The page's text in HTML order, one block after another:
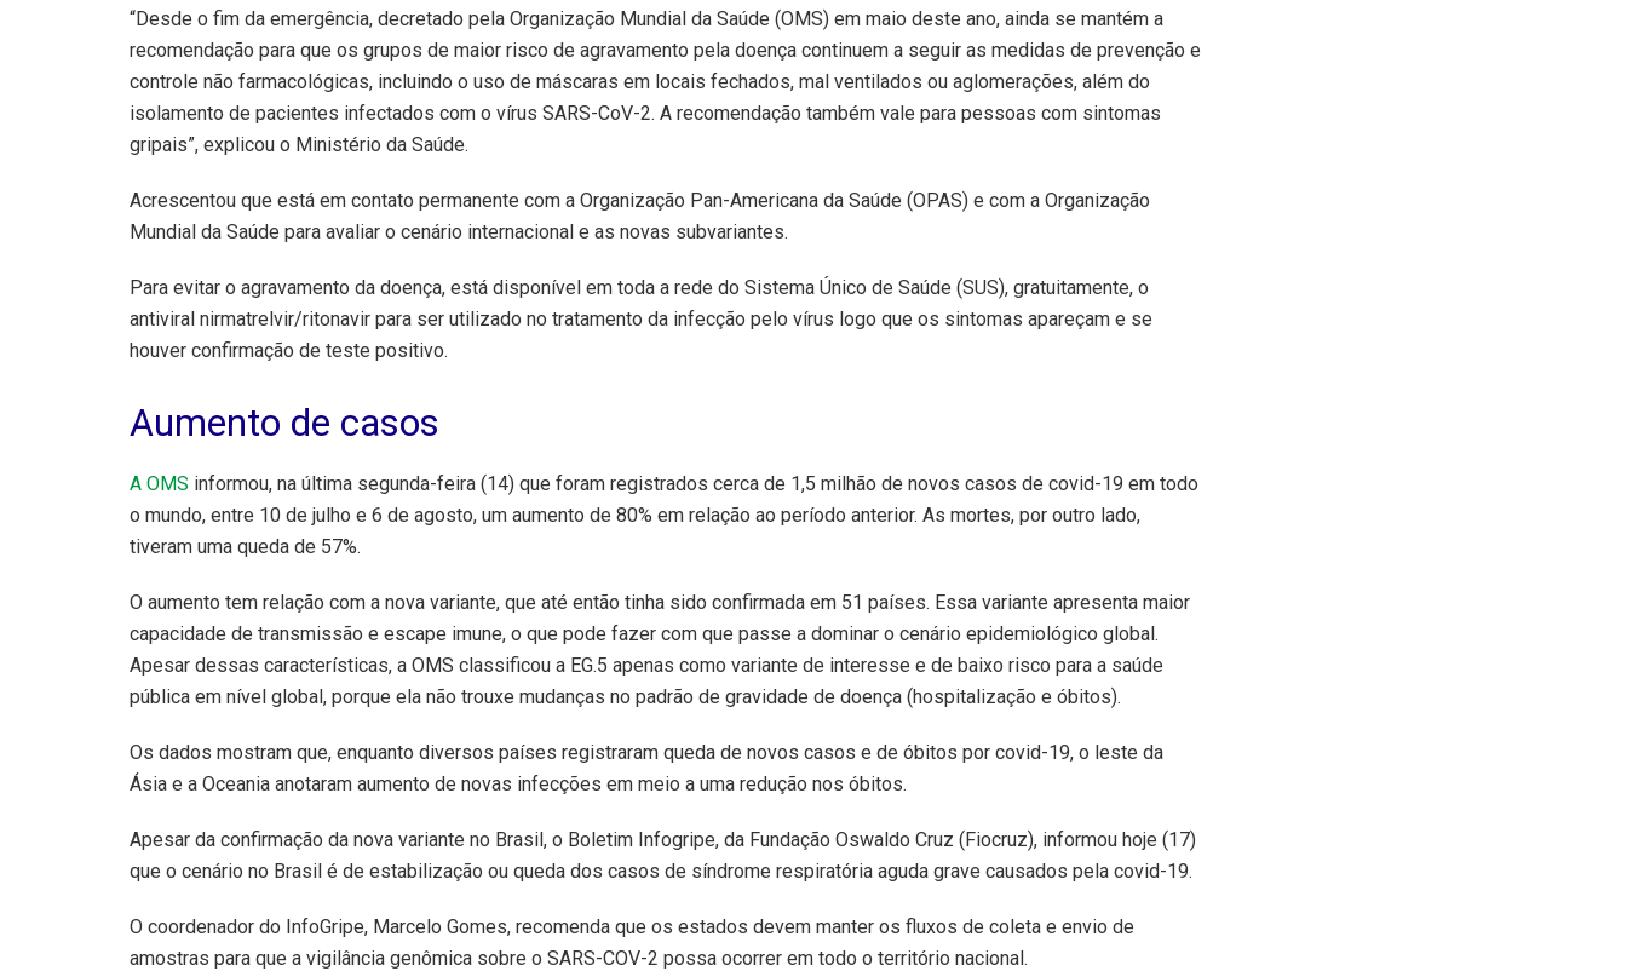
“Desde o fim da emergência, decretado pela Organização Mundial da Saúde (OMS) em maio deste ano, ainda se mantém a
recomendação para que os grupos de maior risco de agravamento pela doença continuem a seguir as medidas de prevenção e
controle não farmacológicas, incluindo o uso de máscaras em locais fechados, mal ventilados ou aglomerações, além do
isolamento de pacientes infectados com o vírus SARS-CoV-2. A recomendação também vale para pessoas com sintomas
gripais”, explicou o Ministério da Saúde.
Acrescentou que está em contato permanente com a Organização Pan-Americana da Saúde (OPAS) e com a Organização
Mundial da Saúde para avaliar o cenário internacional e as novas subvariantes.
Para evitar o agravamento da doença, está disponível em toda a rede do Sistema Único de Saúde (SUS), gratuitamente, o
antiviral nirmatrelvir/ritonavir para ser utilizado no tratamento da infecção pelo vírus logo que os sintomas apareçam e se
houver confirmação de teste positivo.
Aumento de casos
A OMS informou, na última segunda-feira (14) que foram registrados cerca de 1,5 milhão de novos casos de covid-19 em todo
o mundo, entre 10 de julho e 6 de agosto, um aumento de 80% em relação ao período anterior. As mortes, por outro lado,
tiveram uma queda de 57%.
O aumento tem relação com a nova variante, que até então tinha sido confirmada em 51 países. Essa variante apresenta maior
capacidade de transmissão e escape imune, o que pode fazer com que passe a dominar o cenário epidemiológico global.
Apesar dessas características, a OMS classificou a EG.5 apenas como variante de interesse e de baixo risco para a saúde
pública em nível global, porque ela não trouxe mudanças no padrão de gravidade de doença (hospitalização e óbitos).
Os dados mostram que, enquanto diversos países registraram queda de novos casos e de óbitos por covid-19, o leste da
Ásia e a Oceania anotaram aumento de novas infecções em meio a uma redução nos óbitos.
Apesar da confirmação da nova variante no Brasil, o Boletim Infogripe, da Fundação Oswaldo Cruz (Fiocruz), informou hoje (17)
que o cenário no Brasil é de estabilização ou queda dos casos de síndrome respiratória aguda grave causados pela covid-19.
O coordenador do InfoGripe, Marcelo Gomes, recomenda que os estados devem manter os fluxos de coleta e envio de
amostras para que a vigilância genômica sobre o SARS-COV-2 possa ocorrer em todo o território nacional.